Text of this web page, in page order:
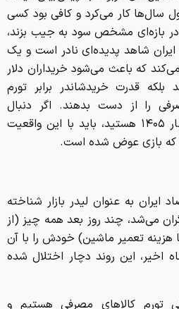
سال‌ها کار می‌کرد و کافی بود کسی
و در بازه‌ای مشخص سود به جیب بزند،
ایران شاهد پدیده‌ای نادر است و یک
که باعث می‌شود خریداران دلار
قدرت خریدشاندر برابر تورم
را از دست بدهند. اگر دنبال
بهترین سرمایه‌گذاری در بهار ۱۴۰۵ هستید، باید با این واقعیت
که بازی عوض شده است.
ایران به عنوان لیدر بازار شناخته
می‌شد، چند روز بعد همه چیز (از
هزینه تعمیر ماشین) خودش را با آن
می‌داد، اما در ۳ ماه اخیر، این روند دچار اختلال شده
تورم کالا‌های مصرفی هستیم و